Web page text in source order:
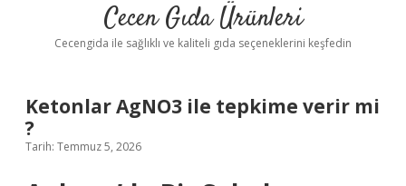
Yasal Uyarı
Cecen Gıda Ürünleri
Cecengida ile sağlıklı ve kaliteli gıda seçeneklerini keşfedin
Ketonlar AgNO3 ile tepkime verir mi
?
Tarih: Temmuz 5, 2026